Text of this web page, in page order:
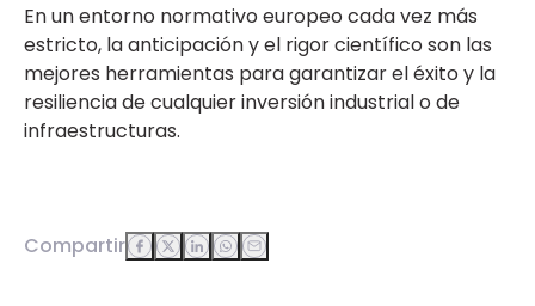
En un entorno normativo europeo cada vez más
estricto, la anticipación y el rigor científico son las
mejores herramientas para garantizar el éxito y la
resiliencia de cualquier inversión industrial o de
infraestructuras.
Compartir